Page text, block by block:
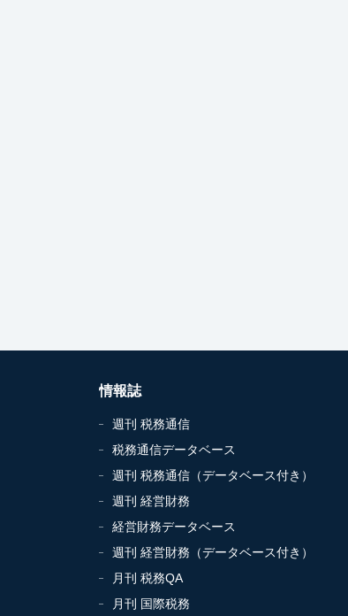
情報誌
週刊 税務通信
税務通信データベース
週刊 税務通信（データベース付き）
週刊 経営財務
経営財務データベース
週刊 経営財務（データベース付き）
月刊 税務QA
月刊 国際税務